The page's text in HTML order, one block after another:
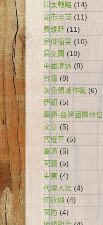
印太戰略 (14)
高市早苗 (11)
黃維廷 (11)
烏俄衝突 (10)
烏克蘭 (10)
中國滲透 (9)
台灣 (8)
灰色領域作戰 (6)
伊朗 (5)
專題-台灣國際地位
文章 (5)
習近平 (5)
軍演 (5)
阿翻 (5)
中東 (4)
代理人法 (4)
何欣嶼 (4)
國防 (4)